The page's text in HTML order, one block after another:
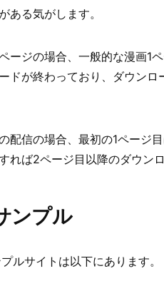
ある気がします。
ージの場合、一般的な漫画1
ドが終わっており、ダウンロ
配信の場合、最初の1ページ
れば2ページ目以降のダウン
ンプル
ルサイトは以下にあります。